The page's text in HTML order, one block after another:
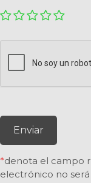
Enviar
*denota el campo
electrónico no